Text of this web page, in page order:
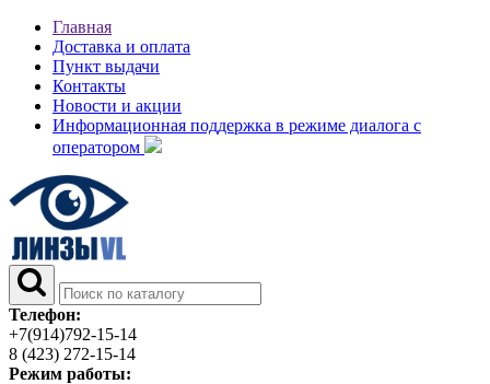
Главная
Доставка и оплата
Пункт выдачи
Контакты
Новости и акции
Информационная поддержка в режиме диалога с
оператором
Телефон:
+7(914)792-15-14
8 (423) 272-15-14
Режим работы: